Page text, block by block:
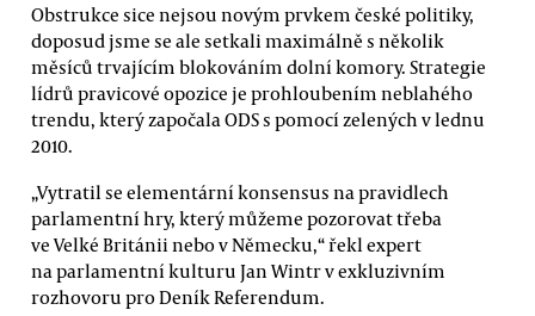
Obstrukce sice nejsou novým prvkem české politiky,
doposud jsme se ale setkali maximálně s několik
měsíců trvajícím blokováním dolní komory. Strategie
lídrů pravicové opozice je prohloubením neblahého
trendu, který započala ODS s pomocí zelených v lednu
2010.
„Vytratil se elementární konsensus na pravidlech
parlamentní hry, který můžeme pozorovat třeba
ve Velké Británii nebo v Německu,“ řekl expert
na parlamentní kulturu Jan Wintr v exkluzivním
rozhovoru pro Deník Referendum.